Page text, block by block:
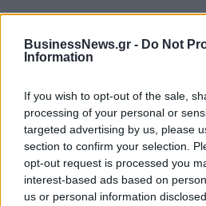
BusinessNews.gr - Do Not
Information
If you wish to opt-out of the sale,
processing of your personal or
targeted advertising by us, please
section to confirm your selection.
opt-out request is processed you
interest-based ads based on
us or personal information
ΡΟΗ ΕΙΔΗΣΕΩΝ
Ξηρασία στη Γαλλία: Μέτρα
του νερού
10/08/2026 - 19:21 ΚΟΣΜΟΣ